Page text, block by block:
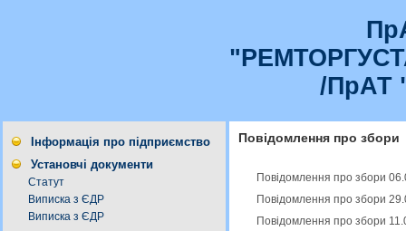
/ПрАТ
Інформація про підприємство
Установчі документи
Статут
Виписка з ЄДР
Виписка з ЄДР
Повідомлення про збори
Повідомлення про збори
Повідомлення про збори
Повідомлення про збори